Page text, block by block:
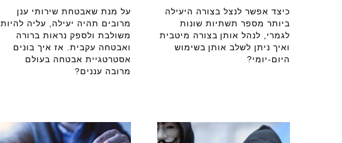
כיצד אפשר לנצל בצורה היעילה
ביותר מספר תשתיות שונות
לגמרי, לנהל אותן בצורה מיטבית
ואיך ניתן לשלב אותן בשימוש
היום-יומי?
על מנת שאבטחת שירותי ענן
מרובים תהיה יעילה, עליה להיות
משולבת ולספק נראות ברורה
ואבטחה עקבית. אז איך בונים
אסטרטגיית אבטחה בעולם
מרובה עננים?